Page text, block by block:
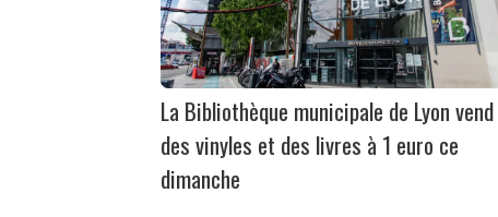
La Bibliothèque municipale de Lyon vend
des vinyles et des livres à 1 euro ce
dimanche